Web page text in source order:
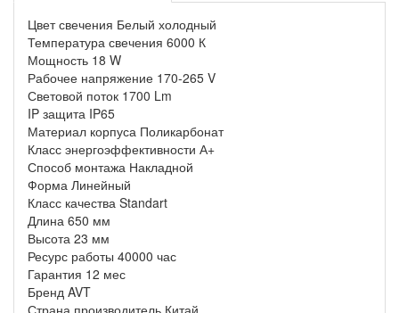
Цвет свечения Белый холодный
Температура свечения 6000 К
Мощность 18 W
Рабочее напряжение 170-265 V
Световой поток 1700 Lm
IP защита IP65
Материал корпуса Поликарбонат
Класс энергоэффективности А+
Способ монтажа Накладной
Форма Линейный
Класс качества Standart
Длина 650 мм
Высота 23 мм
Ресурс работы 40000 час
Гарантия 12 мес
Бренд AVT
Страна производитель Китай